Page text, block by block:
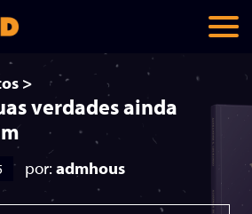
>
verdades ainda
por:admhous